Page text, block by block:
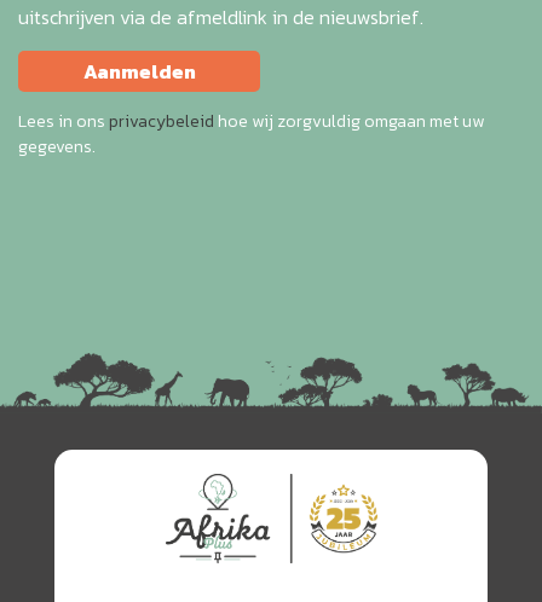
uitschrijven via de afmeldlink in de nieuwsbrief.
Aanmelden
Lees in ons privacybeleid hoe wij zorgvuldig omgaan met uw
gegevens.